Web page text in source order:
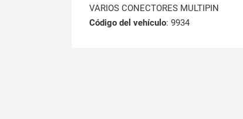
VARIOS CONECTORES MULTIPIN
Código del vehículo: 9934